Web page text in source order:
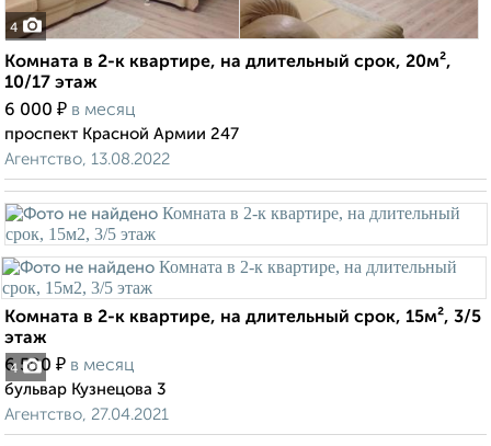
4
Комната в 2-к квартире, на длительный срок, 20м²,
10/17 этаж
6 000 ₽ в месяц
проспект Красной Армии 247
Агентство, 13.08.2022
4
Комната в 2-к квартире, на длительный срок, 15м², 3/5
этаж
6 500 ₽ в месяц
бульвар Кузнецова 3
Агентство, 27.04.2021